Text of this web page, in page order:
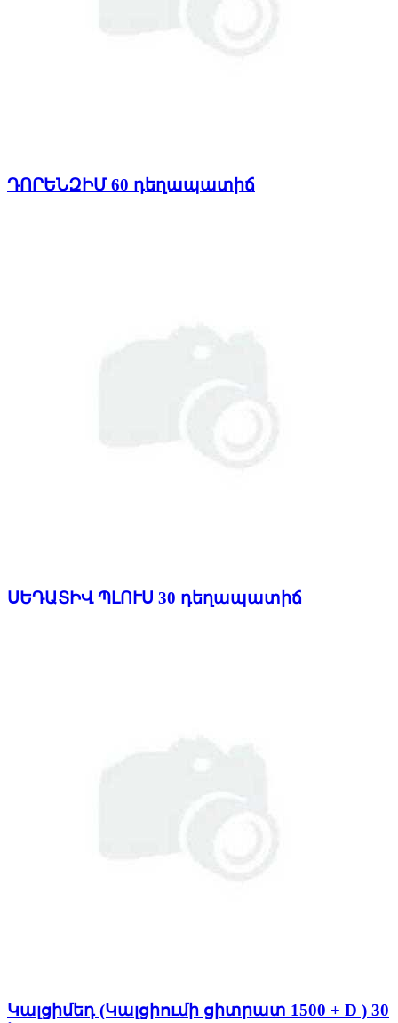
ԴՈՐԵՆԶԻՄ 60 դեղապատիճ
ՍԵԴԱՏԻՎ ՊԼՈՒՍ 30 դեղապատիճ
Կալցիմեդ (Կալցիումի ցիտրատ 1500 + D ) 30